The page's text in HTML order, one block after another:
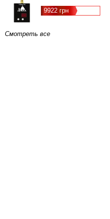
9922 грн
Смотреть все